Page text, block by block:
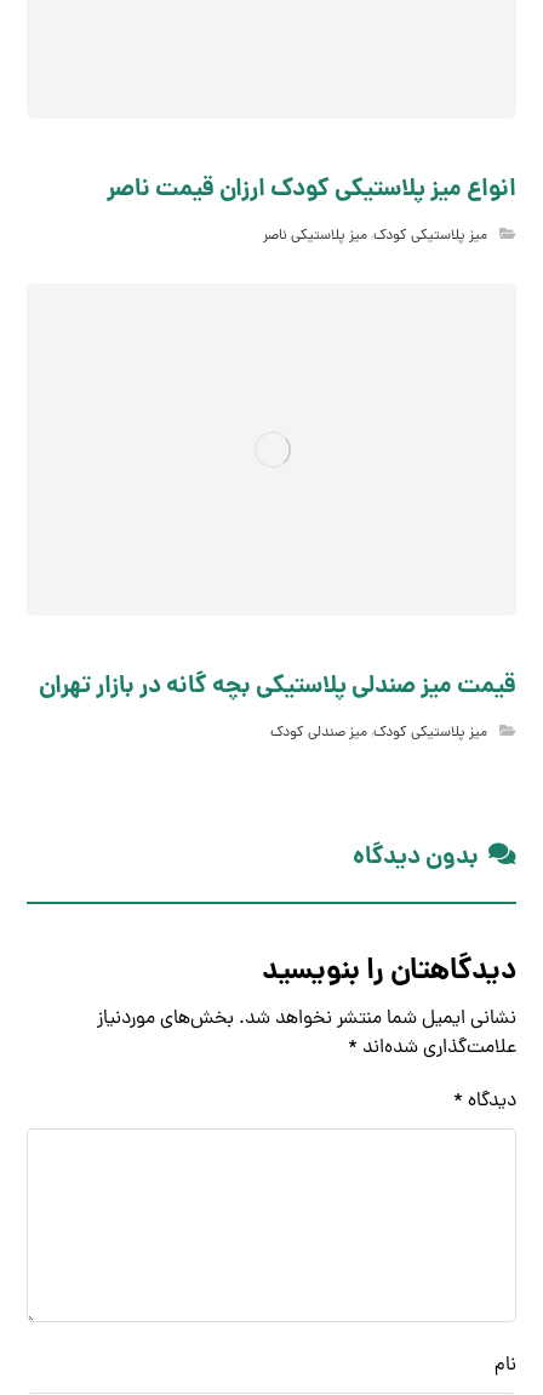
انواع میز پلاستیکی کودک ارزان قیمت ناصر
میز پلاستیکی کودک,میز پلاستیکی ناصر
قیمت میز صندلی پلاستیکی بچه گانه در بازار تهران
میز پلاستیکی کودک,میز صندلی کودک
بدون دیدگاه
دیدگاهتان را بنویسید
نشانی ایمیل شما منتشر نخواهد شد. بخش‌های موردنیاز
علامت‌گذاری شده‌اند *
دیدگاه *
نام